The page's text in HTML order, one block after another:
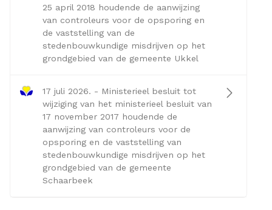
25 april 2018 houdende de aanwijzing
van controleurs voor de opsporing en
de vaststelling van de
stedenbouwkundige misdrijven op het
grondgebied van de gemeente Ukkel
17 juli 2026. - Ministerieel besluit tot
wijziging van het ministerieel besluit van
17 november 2017 houdende de
aanwijzing van controleurs voor de
opsporing en de vaststelling van
stedenbouwkundige misdrijven op het
grondgebied van de gemeente
Schaarbeek